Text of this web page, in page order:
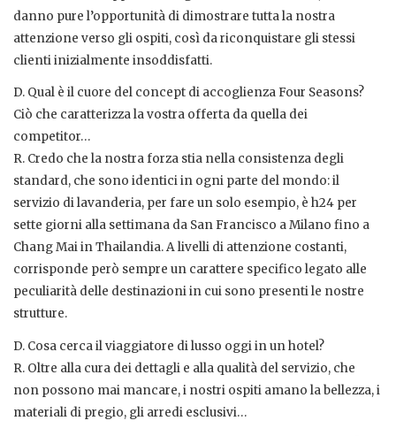
danno pure l’opportunità di dimostrare tutta la nostra
attenzione verso gli ospiti, così da riconquistare gli stessi
clienti inizialmente insoddisfatti.
D. Qual è il cuore del concept di accoglienza Four Seasons?
Ciò che caratterizza la vostra offerta da quella dei
competitor…
R. Credo che la nostra forza stia nella consistenza degli
standard, che sono identici in ogni parte del mondo: il
servizio di lavanderia, per fare un solo esempio, è h24 per
sette giorni alla settimana da San Francisco a Milano fino a
Chang Mai in Thailandia. A livelli di attenzione costanti,
corrisponde però sempre un carattere specifico legato alle
peculiarità delle destinazioni in cui sono presenti le nostre
strutture.
D. Cosa cerca il viaggiatore di lusso oggi in un hotel?
R. Oltre alla cura dei dettagli e alla qualità del servizio, che
non possono mai mancare, i nostri ospiti amano la bellezza, i
materiali di pregio, gli arredi esclusivi…